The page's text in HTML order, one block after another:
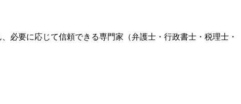
必要に応じて信頼できる専門家（弁護士・行政書士・税理士・